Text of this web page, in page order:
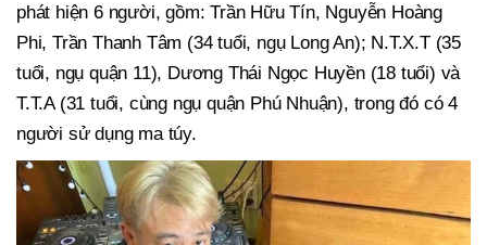
phát hiện 6 người, gồm: Trần Hữu Tín, Nguyễn Hoàng
Phi, Trần Thanh Tâm (34 tuổi, ngụ Long An); N.T.X.T (35
tuổi, ngụ quận 11), Dương Thái Ngọc Huyền (18 tuổi) và
T.T.A (31 tuổi, cùng ngụ quận Phú Nhuận), trong đó có 4
người sử dụng ma túy.